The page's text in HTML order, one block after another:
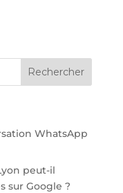
WhatsApp
peut-il
sur Google ?